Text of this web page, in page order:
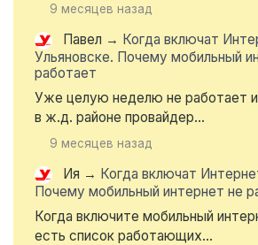
9 месяцев назад
Павел → Когда включат
Ульяновске. Почему мобильный
работает
Уже целую неделю не работает
в ж.д. районе провайдер...
9 месяцев назад
Ия → Когда включат
Почему мобильный интернет не
Когда включите мобильный
есть список работающих...